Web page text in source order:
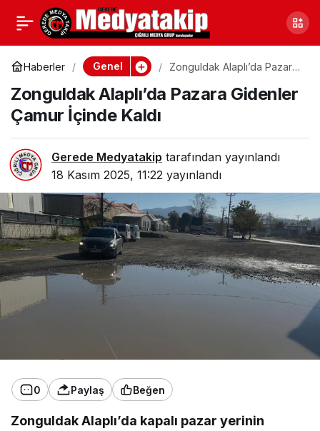
Haberler Genel
Zonguldak Alaplı’da Pazara
Zonguldak Alaplı’da Pazara Gidenler
Çamur İçinde Kaldı
Gerede Medyatakip tarafından yayınlandı
18 Kasım 2025, 11:22 yayınlandı
0 Paylaş Beğen
Zonguldak Alaplı’da kapalı pazar yerinin
Zonguldak’ta
Kafkametler Davasında
Üçüncü Duruşma
Görüldü
Paylaş